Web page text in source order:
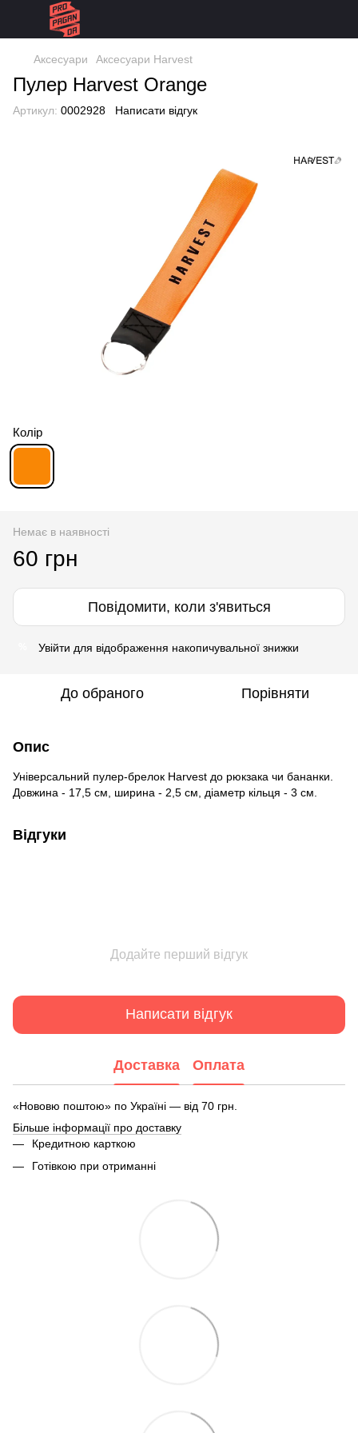
Аксесуари Аксесуари Harvest
Пулер Harvest Orange
Артикул: 0002928 Написати відгук
Колір
Немає в наявності
60 грн
Повідомити, коли з'явиться
Увійти для відображення накопичувальної знижки
До обраного Порівняти
Опис
Універсальний пулер-брелок Harvest до рюкзака чи бананки.
Довжина - 17,5 см, ширина - 2,5 см, діаметр кільця - 3 см.
Відгуки
Додайте перший відгук
Написати відгук
Доставка Оплата
«Нововю поштою» по Україні — від 70 грн.
Більше інформації про доставку
Кредитною карткою
Готівкою при отриманні